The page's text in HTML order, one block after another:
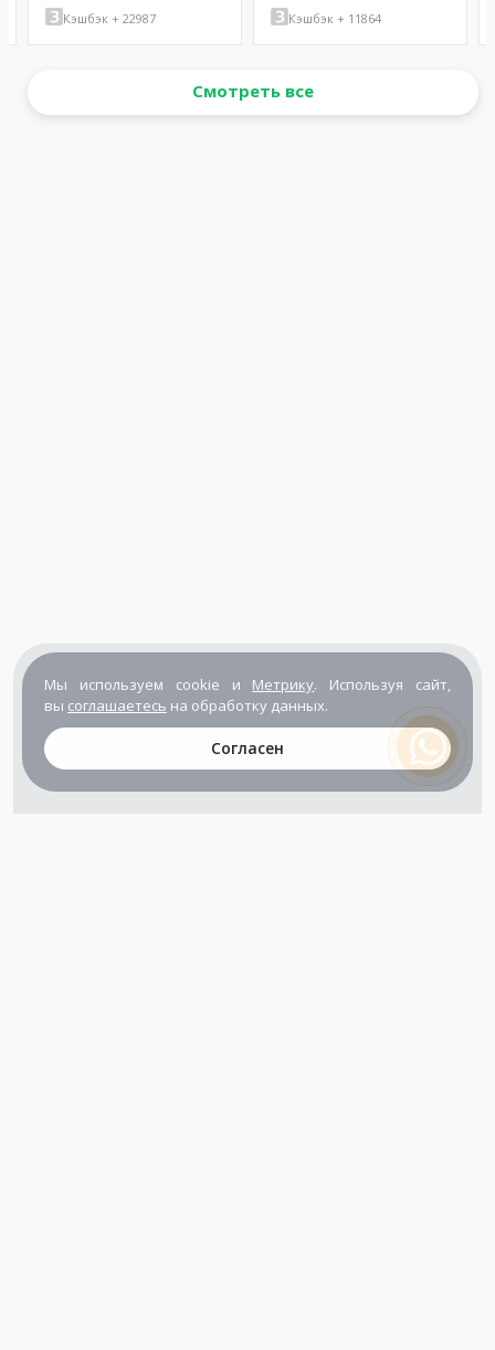
Кэшбэк + 22987 Кэшбэк + 11864
Смотреть все
Мы используем cookie и Метрику. Используя сайт,
вы соглашаетесь на обработку данных.
Согласен